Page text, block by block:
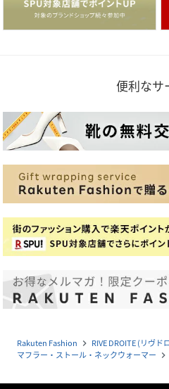
便利なサ
Rakuten Fashion navigate_next RIVE DROITE (リヴド
マフラー・ストール・ネックウォーマー navigate_next